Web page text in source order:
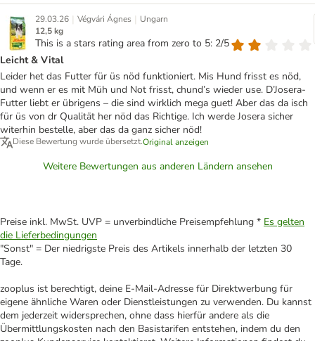
29.03.26 | Végvári Ágnes | Ungarn
12,5 kg
This is a stars rating area from zero to 5: 2/5
Leicht & Vital
Leider het das Futter für üs nöd funktioniert. Mis Hund frisst es nöd,
und wenn er es mit Müh und Not frisst, chund’s wieder use. D’Josera-
Futter liebt er übrigens – die sind wirklich mega guet! Aber das da isch
für üs von dr Qualität her nöd das Richtige. Ich werde Josera sicher
witerhin bestelle, aber das da ganz sicher nöd!
Diese Bewertung wurde übersetzt.Original anzeigen
Weitere Bewertungen aus anderen Ländern ansehen
Preise inkl. MwSt. UVP = unverbindliche Preisempfehlung * Es gelten
die Lieferbedingungen
"Sonst" = Der niedrigste Preis des Artikels innerhalb der letzten 30
Tage.
zooplus ist berechtigt, deine E-Mail-Adresse für Direktwerbung für
eigene ähnliche Waren oder Dienstleistungen zu verwenden. Du kannst
dem jederzeit widersprechen, ohne dass hierfür andere als die
Übermittlungskosten nach den Basistarifen entstehen, indem du den